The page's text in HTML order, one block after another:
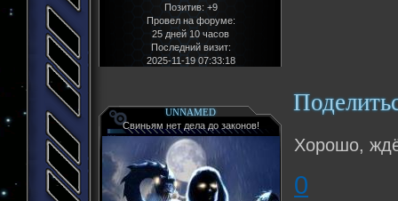
Позитив: +9
Провел на форуме:
25 дней 10 часов
Последний визит:
2025-11-19 07:33:18
UNNAMED
Свиньям нет дела до законов!
Хорошо,
0